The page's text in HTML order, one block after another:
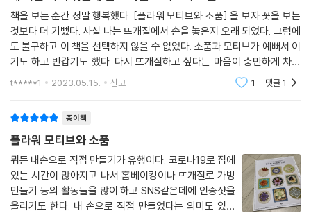
책을 보는 순간 정말 행복했다. [플라워 모티브와 소품] 을 보자 꽃을 보는
것보다 더 기뻤다. 사실 나는 뜨개질에서 손을 놓은지 오래 되었다. 그럼에
도 불구하고 이 책을 선택하지 않을 수 없었다. 소품과 모티브가 예뻐서 이
기도 하고 반갑기도 했다. 다시 뜨개질하고 싶다는 마음이 충만하게 차올
랐다. 난 뜨개질을 잘한다. 아이들 어릴때는 모자, 조끼, 망또, 장갑, 머플
t*****1 2023.05.15. 신고 1 댓글1
종이책
플라워 모티브와 소품
뭐든 내손으로 직접 만들기가 유행이다. 코로나19로 집에
있는 시간이 많아지고 나서 홈베이킹이나 뜨개질로 가방
만들기 등의 활동들을 많이 하고 SNS같은데에 인증샷을
올리기도 한다. 내 손으로 직접 만들었다는 의미도 있고